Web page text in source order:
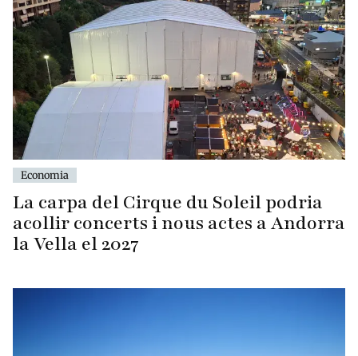
Economia
La carpa del Cirque du Soleil podria
acollir concerts i nous actes a Andorra
la Vella el 2027